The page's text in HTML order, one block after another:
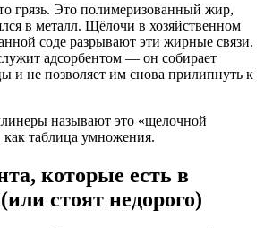
грязь. Это полимеризованный жир,
в металл. Щёлочи в хозяйственном
соде разрывают эти жирные связи.
адсорбентом — он собирает
и не позволяет им снова прилипнуть к
называют это «щелочной
таблица умножения.
которые есть в
стоят недорого)